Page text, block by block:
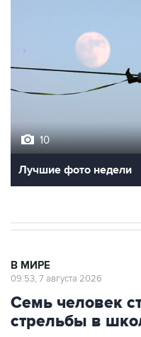
10
Лучшие фото недели
В МИРЕ
09:53, 7 августа 2026
Семь человек
стрельбы в